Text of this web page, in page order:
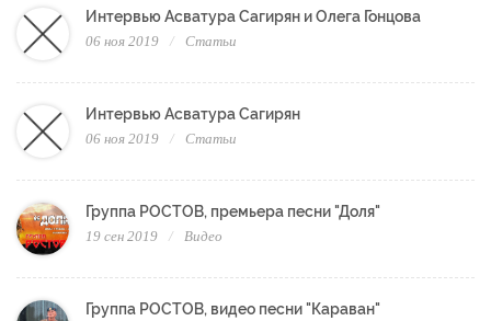
Интервью Асватура Сагирян и Олега Гонцова
06 ноя 2019 Статьи
Интервью Асватура Сагирян
06 ноя 2019 Статьи
Группа РОСТОВ, премьера песни "Доля"
19 сен 2019 Видео
Группа РОСТОВ, видео песни "Караван"